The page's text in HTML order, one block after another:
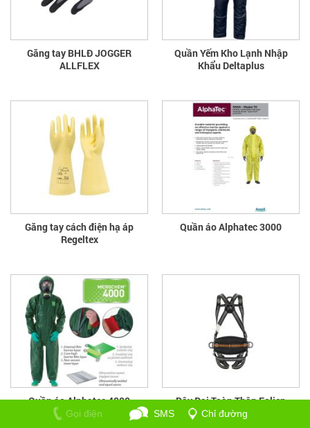
Găng tay BHLĐ JOGGER
ALLFLEX
Quần Yếm Kho Lạnh Nhập
Khẩu Deltaplus
Găng tay cách điện hạ áp
Regeltex
Quần áo Alphatec 3000
Quần áo Alphatec 4000
Dây Đai Toàn Thân Eolien
HAR35
Gọi điện SMS Chỉ đường